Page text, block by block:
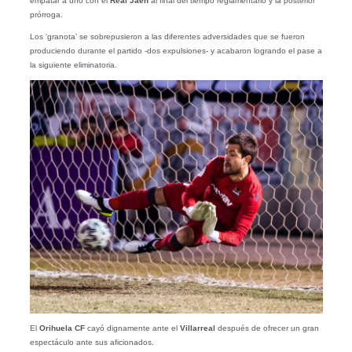
prórroga.
Los ‘granota’ se sobrepusieron a las diferentes adversidades que se fueron
produciendo durante el partido -dos expulsiones- y acabaron logrando el pase a
la siguiente eliminatoria.
ElOrihuela CF cayó dignamente ante el Villarreal después de ofrecer un gran
espectáculo ante sus aficionados.